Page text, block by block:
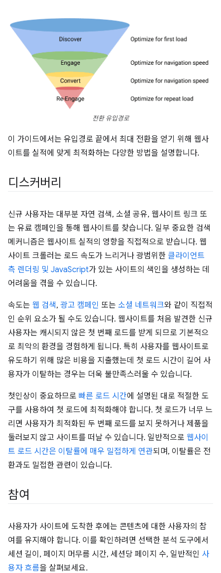
전환 유입경로
이 가이드에서는 유입경로 끝에서 최대 전환을 얻기 위해 웹사
이트를 실적에 맞게 최적화하는 다양한 방법을 설명합니다.
디스커버리
신규 사용자는 대부분 자연 검색, 소셜 공유, 웹사이트 링크 또
는 유료 캠페인을 통해 웹사이트를 찾습니다. 일부 중요한 검색
메커니즘은 웹사이트 실적의 영향을 직접적으로 받습니다. 웹
사이트 크롤러는 로드 속도가 느리거나 광범위한 클라이언트
측 렌더링 및 JavaScript가 있는 사이트의 색인을 생성하는 데
어려움을 겪을 수 있습니다.
속도는 웹 검색, 광고 캠페인 또는 소셜 네트워크와 같이 직접적
인 순위 요소가 될 수도 있습니다. 웹사이트를 처음 발견한 신규
사용자는 캐시되지 않은 첫 번째 로드를 받게 되므로 기본적으
로 최악의 환경을 경험하게 됩니다. 특히 사용자를 웹사이트로
유도하기 위해 많은 비용을 지출했는데 첫 로드 시간이 길어 사
용자가 이탈하는 경우는 더욱 불만족스러울 수 있습니다.
첫인상이 중요하므로 빠른 로드 시간에 설명된 대로 적절한 도
구를 사용하여 첫 로드에 최적화해야 합니다. 첫 로드가 너무 느
리면 사용자가 최적화된 두 번째 로드를 보지 못하거나 제품을
둘러보지 않고 사이트를 떠날 수 있습니다. 일반적으로 웹사이
트 로드 시간은 이탈률에 매우 밀접하게 연관되며, 이탈률은 전
환과도 밀접한 관련이 있습니다.
참여
사용자가 사이트에 도착한 후에는 콘텐츠에 대한 사용자의 참
여를 유지해야 합니다. 이를 확인하려면 선택한 분석 도구에서
세션 길이, 페이지 머무름 시간, 세션당 페이지 수, 일반적인 사
용자 흐름을 살펴보세요.